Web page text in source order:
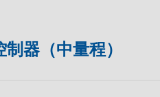
器（中量程）